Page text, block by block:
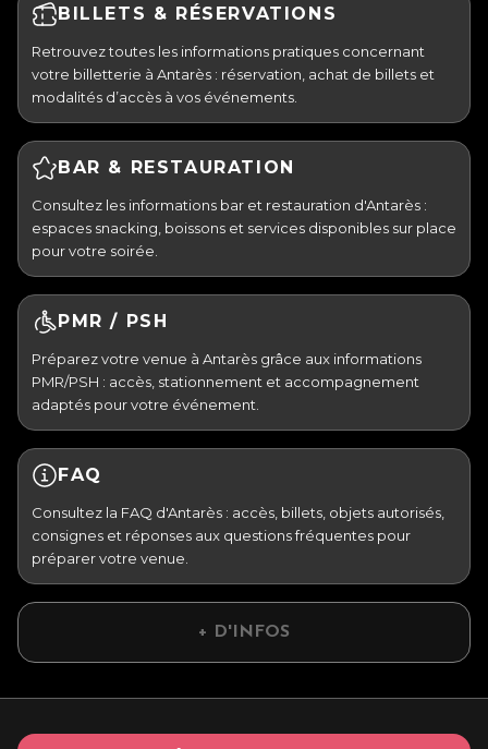
BILLETS & RÉSERVATIONS
Retrouvez toutes les informations pratiques concernant
votre billetterie à Antarès : réservation, achat de billets et
modalités d’accès à vos événements.
BAR & RESTAURATION
Consultez les informations bar et restauration d'Antarès :
espaces snacking, boissons et services disponibles sur place
pour votre soirée.
PMR / PSH
Préparez votre venue à Antarès grâce aux informations
PMR/PSH : accès, stationnement et accompagnement
adaptés pour votre événement.
FAQ
Consultez la FAQ d'Antarès : accès, billets, objets autorisés,
consignes et réponses aux questions fréquentes pour
préparer votre venue.
+ D'INFOS